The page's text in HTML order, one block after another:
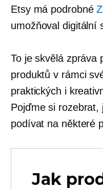
Etsy má podrobné
umožňoval digitální
To je skvělá zpráva
produktů v rámci
praktických i
Pojďme si
podívat na některé
Jak